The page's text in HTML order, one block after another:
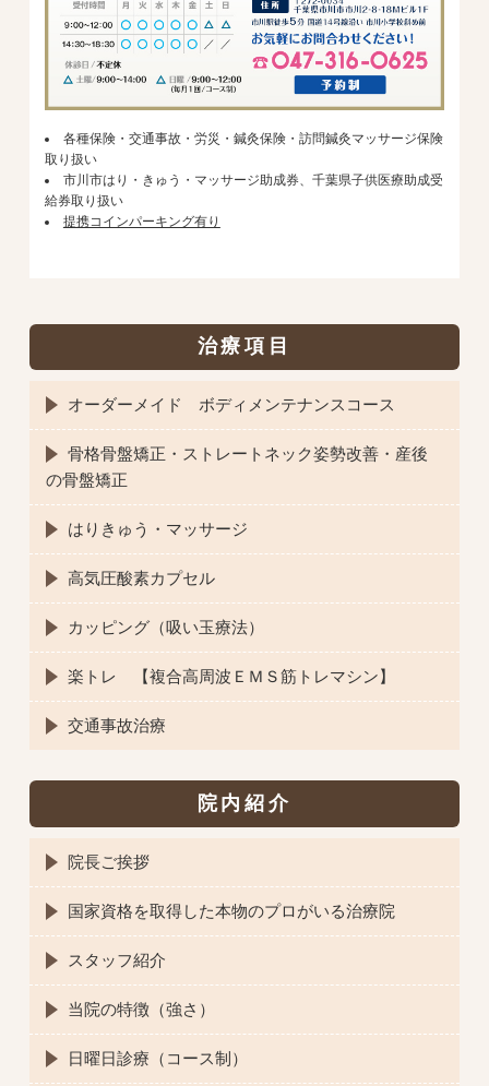
各種保険・交通事故・労災・鍼灸保険・訪問鍼灸マッサージ保険
取り扱い
市川市はり・きゅう・マッサージ助成券、千葉県子供医療助成受
給券取り扱い
提携コインパーキング有り
治療項目
オーダーメイド ボディメンテナンスコース
骨格骨盤矯正・ストレートネック姿勢改善・産後
の骨盤矯正
はりきゅう・マッサージ
高気圧酸素カプセル
カッピング（吸い玉療法）
楽トレ 【複合高周波ＥＭＳ筋トレマシン】
交通事故治療
院内紹介
院長ご挨拶
国家資格を取得した本物のプロがいる治療院
スタッフ紹介
当院の特徴（強さ）
日曜日診療（コース制）